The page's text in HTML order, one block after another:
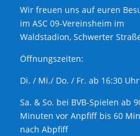
Wir freuen uns auf euren
im ASC 09-Vereinsheim im
Waldstadion, Schwerter
Öffnungszeiten:
Di. / Mi./ Do. / Fr. ab 16:30 Uhr
Sa. & So. bei BVB-Spielen ab
Minuten vor Anpfiff bis 60
nach Abpfiff